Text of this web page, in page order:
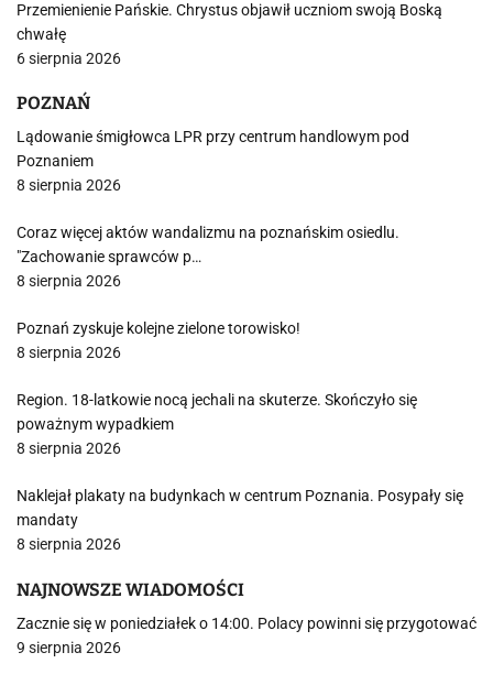
Przemienienie Pańskie. Chrystus objawił uczniom swoją Boską
chwałę
6 sierpnia 2026
POZNAŃ
Lądowanie śmigłowca LPR przy centrum handlowym pod
Poznaniem
8 sierpnia 2026
Coraz więcej aktów wandalizmu na poznańskim osiedlu.
"Zachowanie sprawców p…
8 sierpnia 2026
Poznań zyskuje kolejne zielone torowisko!
8 sierpnia 2026
Region. 18-latkowie nocą jechali na skuterze. Skończyło się
poważnym wypadkiem
8 sierpnia 2026
Naklejał plakaty na budynkach w centrum Poznania. Posypały się
mandaty
8 sierpnia 2026
NAJNOWSZE WIADOMOŚCI
Zacznie się w poniedziałek o 14:00. Polacy powinni się przygotować
9 sierpnia 2026